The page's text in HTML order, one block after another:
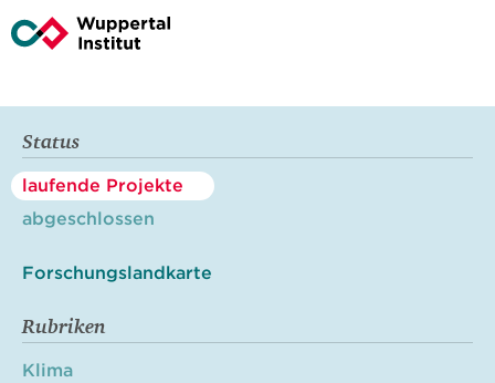
Status
laufende Projekte
abgeschlossen
Forschungslandkarte
Rubriken
Klima